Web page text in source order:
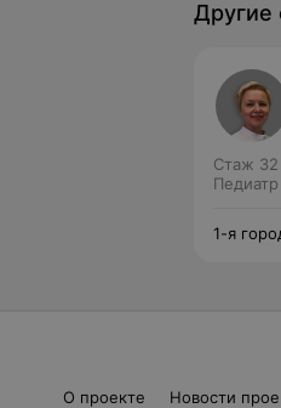
Другие
Стаж 32
Педиатр
1-я
О проекте Новости